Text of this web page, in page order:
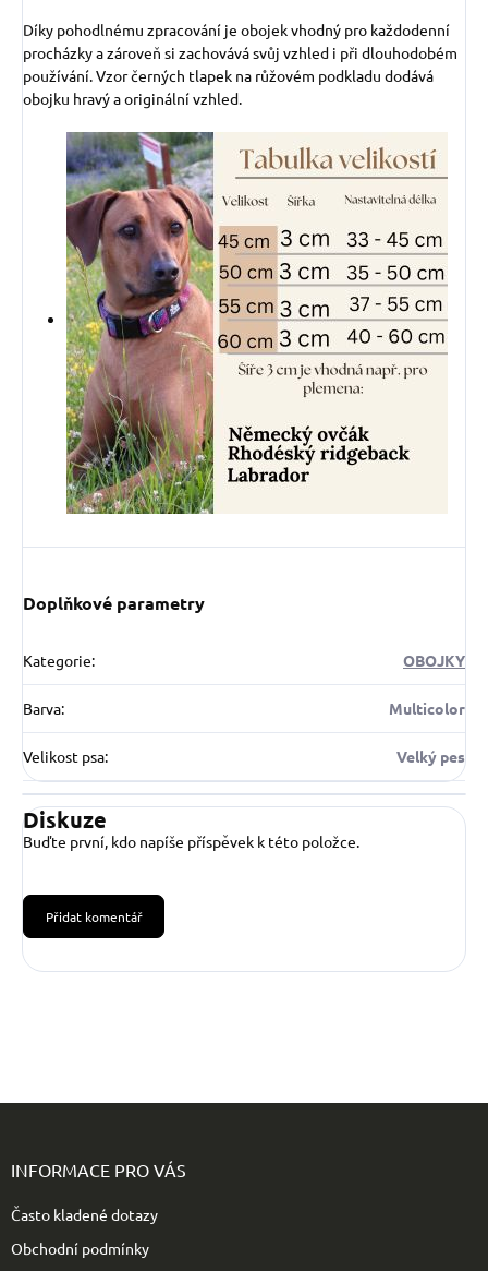
Díky pohodlnému zpracování je obojek vhodný pro každodenní
procházky a zároveň si zachovává svůj vzhled i při dlouhodobém
používání. Vzor černých tlapek na růžovém podkladu dodává
obojku hravý a originální vzhled.
Doplňkové parametry
Kategorie: OBOJKY
Barva: Multicolor
Velikost psa: Velký pes
Diskuze
Buďte první, kdo napíše příspěvek k této položce.
Přidat komentář
INFORMACE PRO VÁS
Často kladené dotazy
Obchodní podmínky